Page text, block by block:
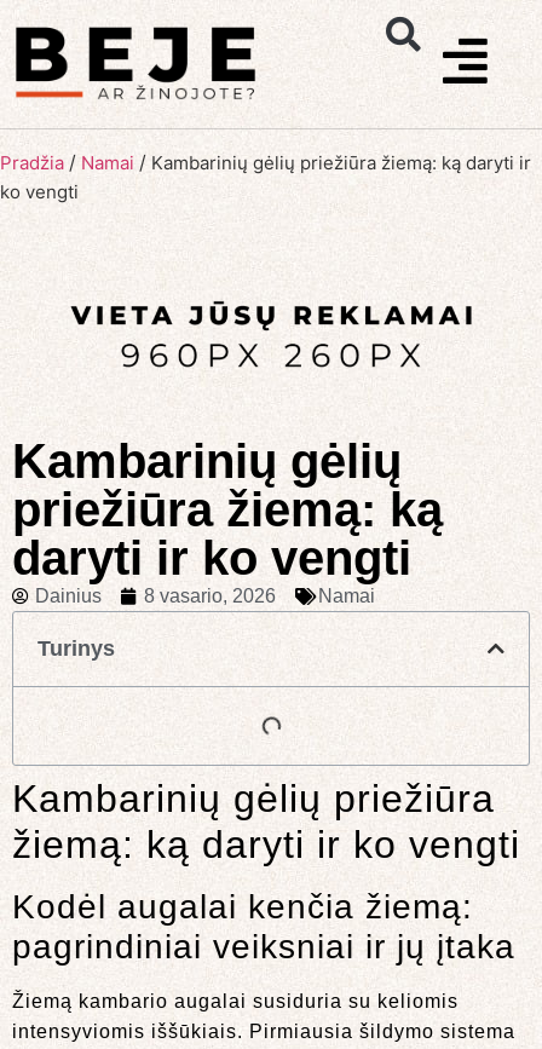
Pradžia / Namai / Kambarinių gėlių priežiūra žiemą: ką daryti ir
ko vengti
Kambarinių gėlių
priežiūra žiemą: ką
daryti ir ko vengti
Dainius 8 vasario, 2026 Namai
Turinys
Kambarinių gėlių priežiūra
žiemą: ką daryti ir ko vengti
Kodėl augalai kenčia žiemą:
pagrindiniai veiksniai ir jų įtaka
Žiemą kambario augalai susiduria su keliomis
intensyviomis iššūkiais. Pirmiausia šildymo sistema